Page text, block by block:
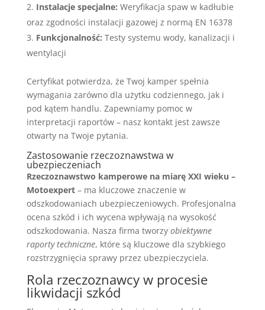
Instalacje specjalne: Weryfikacja spaw w kadłubie
oraz zgodności instalacji gazowej z normą EN 16378
Funkcjonalność: Testy systemu wody, kanalizacji i
wentylacji
Certyfikat potwierdza, że Twoj kamper spełnia
wymagania zarówno dla użytku codziennego, jak i
pod kątem handlu. Zapewniamy pomoc w
interpretacji raportów – nasz kontakt jest zawsze
otwarty na Twoje pytania.
Zastosowanie rzeczoznawstwa w
ubezpieczeniach
Rzeczoznawstwo kamperowe na miarę XXI wieku –
Motoexpert– ma kluczowe znaczenie w
odszkodowaniach ubezpieczeniowych. Profesjonalna
ocena szkód i ich wycena wpływają na wysokość
odszkodowania. Nasza firma tworzy obiektywne
raporty techniczne, które są kluczowe dla szybkiego
rozstrzygnięcia sprawy przez ubezpieczyciela.
Rola rzeczoznawcy w procesie
likwidacji szkód